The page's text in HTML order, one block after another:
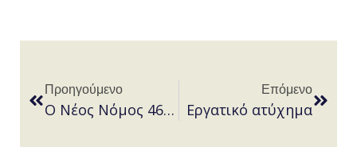
Προηγούμενο
O Νέος Νόμος 4679/2020 Περί Εμπορικών Σημάτων Μετά Την Ένσωμάτωση Των Οδηγιών (ΕΕ) 2015/2436 ΚΑΙ 2004/48/ΕΚ .
Επόμενο
Εργατικό ατύχημα